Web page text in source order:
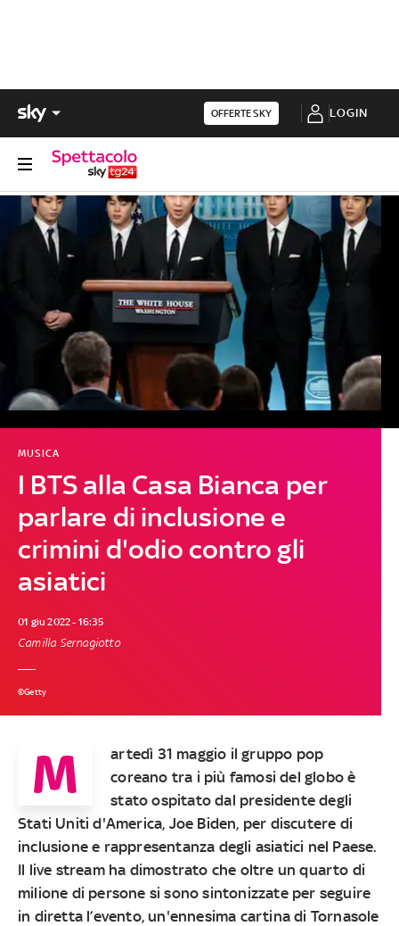
OFFERTE SKY LOGIN
I BTS alla Casa Bianca per
parlare di inclusione e
crimini d'odio contro gli
asiatici
MUSICA
01 giu 2022 - 16:35
Camilla Sernagiotto
©Getty
M
artedì 31 maggio il gruppo pop
coreano tra i più famosi del globo è
stato ospitato dal presidente degli
Stati Uniti d'America, Joe Biden, per discutere di
inclusione e rappresentanza degli asiatici nel Paese.
Il live stream ha dimostrato che oltre un quarto di
milione di persone si sono sintonizzate per seguire
in diretta l’evento, un'ennesima cartina di Tornasole